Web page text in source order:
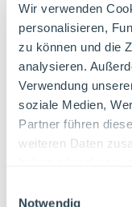
Wir verwenden
personalisieren,
zu können und die
analysieren.
Verwendung
soziale Medien,
Partner führen
weiteren Daten
Notwendig
14. Juni 2023
Umsonst
14. Juni 2023